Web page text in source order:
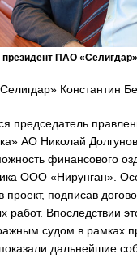
президент ПАО «Селигдар»
Константин
председатель
АО Николай
финансового
ООО «Нирунган».
подписав
работ. Впоследствии
судом в рамках
дальнейшие